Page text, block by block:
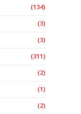
(134)
(3)
(3)
(311)
(2)
(1)
(2)